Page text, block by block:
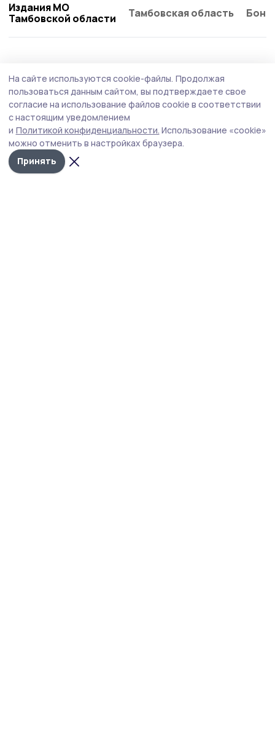
Издания МО
Тамбовской области
Тамбовская область
Клуб «Тепло маминых рук» открыли в
Мичуринском округе
Клуб стал седьмой площадкой, созданной в
муниципалитетах Тамбовской области по инициативе
филиала фонда «Защитники Отечества».
На сайте используются cookie-файлы. Продолжая
пользоваться данным сайтом, вы подтверждаете свое
согласие на использование файлов cookie в соответствии
с настоящим уведомлением
и Политикой конфиденциальности. Использование «cookie»
можно отменить в настройках браузера.
Принять